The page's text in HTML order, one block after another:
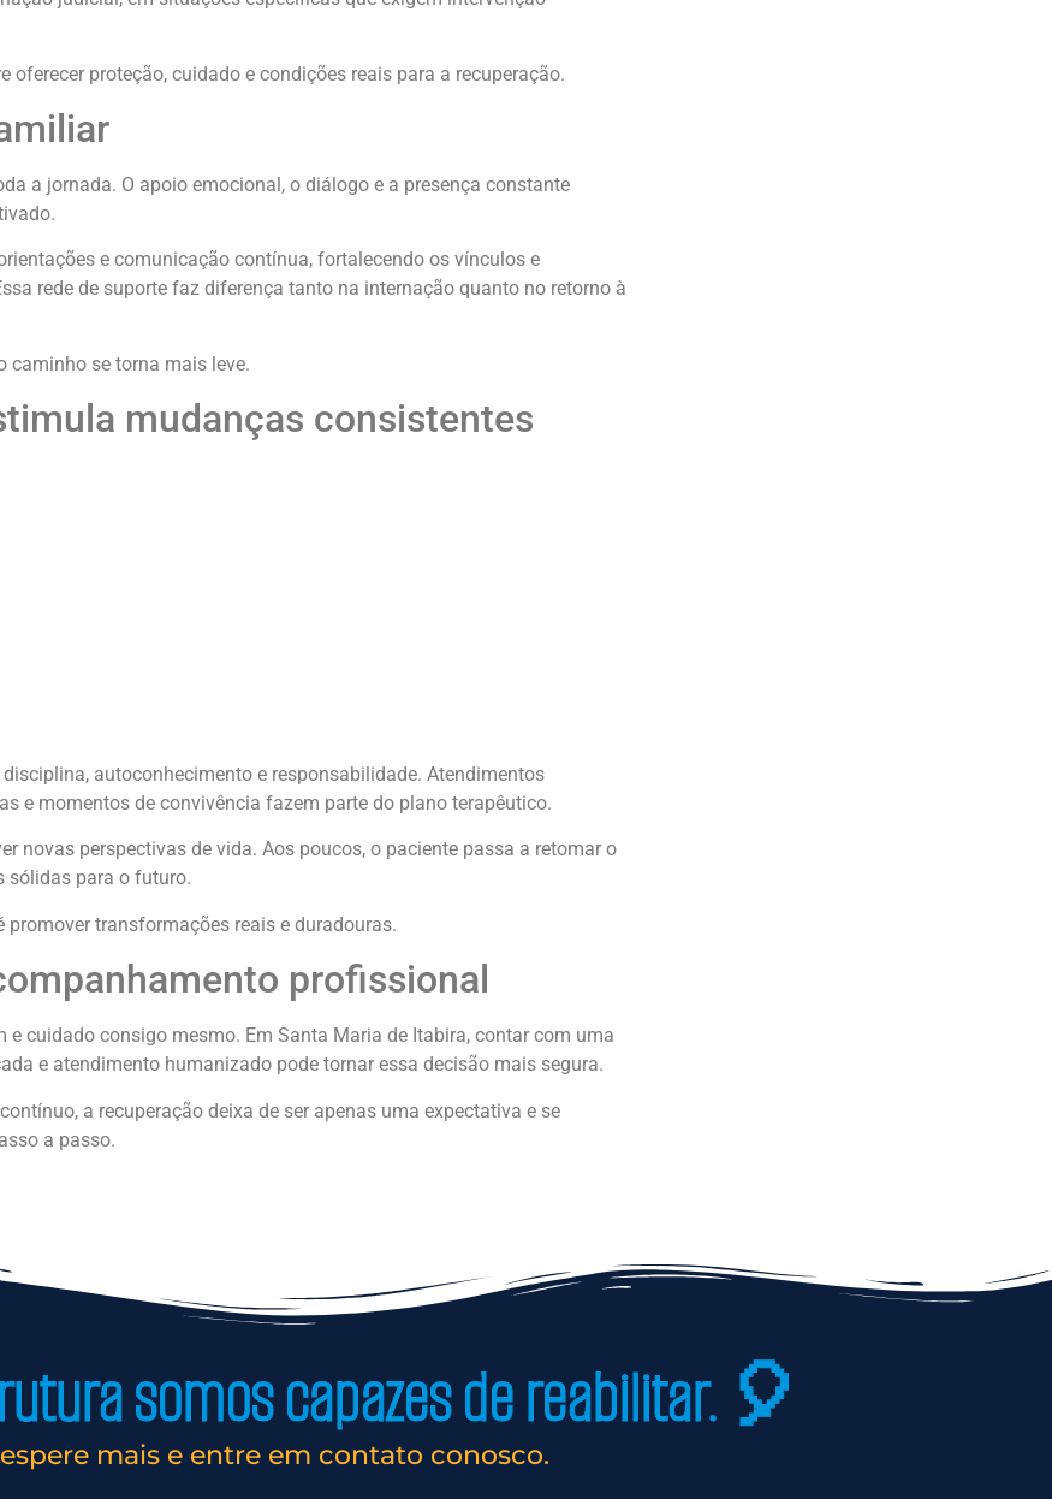
oferecer proteção, cuidado e condições reais para a recuperação.
a jornada. O apoio emocional, o diálogo e a presença constante
e comunicação contínua, fortalecendo os vínculos e
rede de suporte faz diferença tanto na internação quanto no retorno à
caminho se torna mais leve.
mudanças consistentes
autoconhecimento e responsabilidade. Atendimentos
e momentos de convivência fazem parte do plano terapêutico.
novas perspectivas de vida. Aos poucos, o paciente passa a retomar o
sólidas para o futuro.
transformações reais e duradouras.
profissional
e cuidado consigo mesmo. Em Santa Maria de Itabira, contar com uma
e atendimento humanizado pode tornar essa decisão mais segura.
a recuperação deixa de ser apenas uma expectativa e se
a passo.
somos capazes de reabilitar. 🎈
mais e entre em contato conosco.